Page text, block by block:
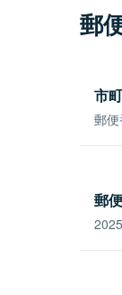
郵
市
郵
郵